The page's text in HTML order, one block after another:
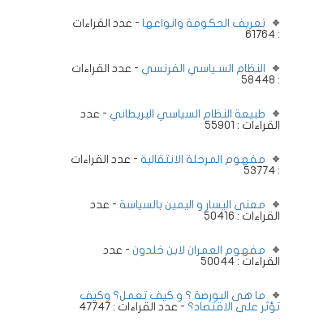
تعريف الحكومة وانواعها - عدد القراءات
: 61764
النظام السـياسي الفرنسي - عدد القراءات
: 58448
طبيعة النظام السياسي البريطاني - عدد
القراءات : 55901
مفهوم المرحلة الانتقالية - عدد القراءات
: 53774
معنى اليسار و اليمين بالسياسة - عدد
القراءات : 50416
مفهوم العمران لابن خلدون - عدد
القراءات : 50044
ما هى البورصة ؟ و كيف تعمل؟ وكيف
تؤثر على الاقتصاد؟ - عدد القراءات : 47747